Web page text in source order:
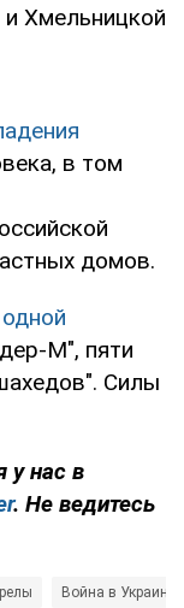
Хмельницкой
в том
домов.
М", пяти
Силы
у нас в
. Не ведитесь
Война в Украине